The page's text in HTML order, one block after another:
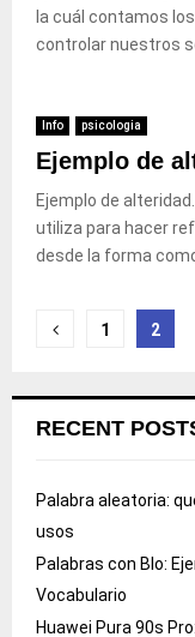
la cuál contamos
controlar nuestros
Info psicologia
Ejemplo de
Ejemplo de
utiliza para hacer
desde la forma como
Posts
1 2
RECENT
Palabra aleatoria:
usos
Palabras con Blo:
Vocabulario
Huawei Pura 90s